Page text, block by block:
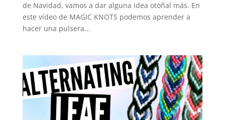
de Navidad, vamos a dar alguna idea otoñal más. En
este vídeo de MAGIC KNOTS podemos aprender a
hacer una pulsera...